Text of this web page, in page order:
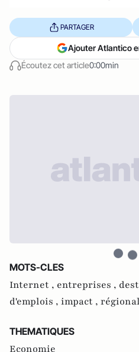
Écoutez cet article0:00min
PARTAGER
Ajouter Atlantico
MOTS-CLES
Internet , entreprises ,
d'emplois , impact ,
THEMATIQUES
Economie